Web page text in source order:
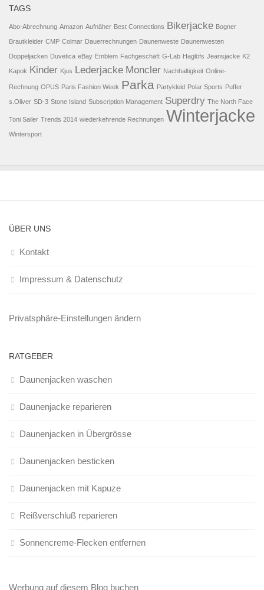
TAGS
Abo-Abrechnung Amazon Aufnäher Best Connections Bikerjacke Bogner
Brautkleider CMP Colmar Dauerrechnungen Daunenweste Daunenwesten
Doppeljacken Duvetica eBay Emblem Fachgeschäft G-Lab Haglöfs Jeansjacke K2
Kapok Kinder Kjus Lederjacke Moncler Nachhaltigkeit Online-
Rechnung OPUS Paris Fashion Week Parka Partykleid Polar Sports Puffer
s.Oliver SD-3 Stone Island Subscription Management Superdry The North Face
Toni Sailer Trends 2014 wiederkehrende Rechnungen Winterjacke
Wintersport
ÜBER UNS
Kontakt
Impressum & Datenschutz
Privatsphäre-Einstellungen ändern
RATGEBER
Daunenjacken waschen
Daunenjacke reparieren
Daunenjacken in Übergrösse
Daunenjacken besticken
Daunenjacken mit Kapuze
Reißverschluß reparieren
Sonnencreme-Flecken entfernen
Werbung auf diesem Blog buchen